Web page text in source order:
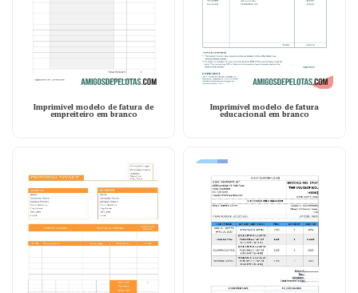
Imprimível modelo de fatura de
empreiteiro em branco
Imprimível modelo de fatura
educacional em branco